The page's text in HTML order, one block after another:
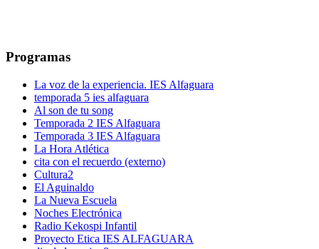
Programas
La voz de la experiencia. IES Alfaguara
temporada 5 ies alfaguara
Al son de tu song
Temporada 2 IES Alfaguara
Temporada 3 IES Alfaguara
La Hora Atlética
cita con el recuerdo (externo)
Cultura2
El Aguinaldo
La Nueva Escuela
Noches Electrónica
Radio Kekospi Infantil
Proyecto Etica IES ALFAGUARA